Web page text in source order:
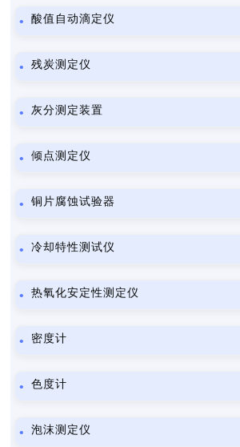
酸值自动滴定仪
残炭测定仪
灰分测定装置
倾点测定仪
铜片腐蚀试验器
冷却特性测试仪
热氧化安定性测定仪
密度计
色度计
泡沫测定仪